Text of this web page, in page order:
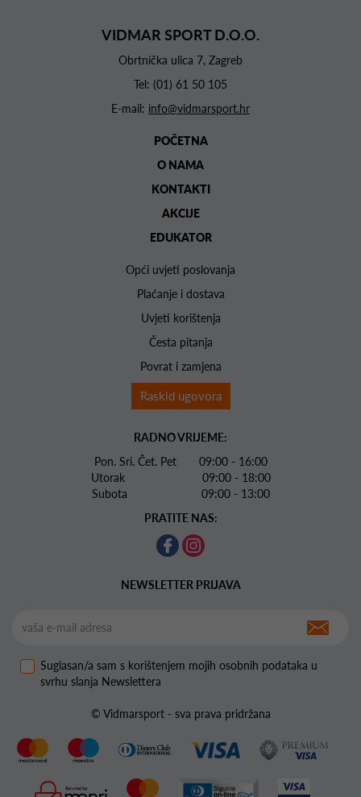
VIDMAR SPORT D.O.O.
Obrtnička ulica 7, Zagreb
Tel: (01) 61 50 105
E-mail: info@vidmarsport.hr
POČETNA
O NAMA
KONTAKTI
AKCIJE
EDUKATOR
Opći uvjeti poslovanja
Plaćanje i dostava
Uvjeti korištenja
Česta pitanja
Povrat i zamjena
Raskid ugovora
RADNO VRIJEME:
Pon. Sri. Čet. Pet 09:00 - 16:00
Utorak 09:00 - 18:00
Subota 09:00 - 13:00
PRATITE NAS:
NEWSLETTER PRIJAVA
Suglasan/a sam s korištenjem mojih osobnih podataka u
svrhu slanja Newslettera
© Vidmarsport - sva prava pridržana